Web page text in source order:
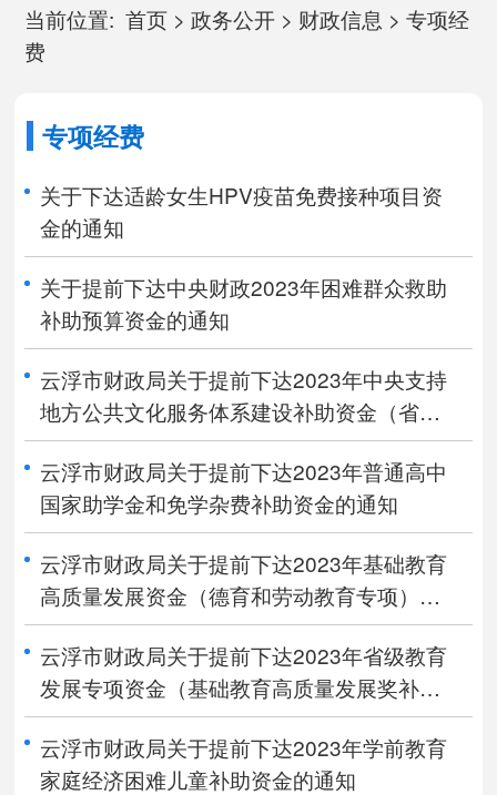
当前位置: 首页> 政务公开> 财政信息 > 专项经
费
专项经费
关于下达适龄女生HPV疫苗免费接种项目资
金的通知
关于提前下达中央财政2023年困难群众救助
补助预算资金的通知
云浮市财政局关于提前下达2023年中央支持
地方公共文化服务体系建设补助资金（省广
电局部分）的通知
云浮市财政局关于提前下达2023年普通高中
国家助学金和免学杂费补助资金的通知
云浮市财政局关于提前下达2023年基础教育
高质量发展资金（德育和劳动教育专项）资
金的通知
云浮市财政局关于提前下达2023年省级教育
发展专项资金（基础教育高质量发展奖补资
金）的通知
云浮市财政局关于提前下达2023年学前教育
家庭经济困难儿童补助资金的通知